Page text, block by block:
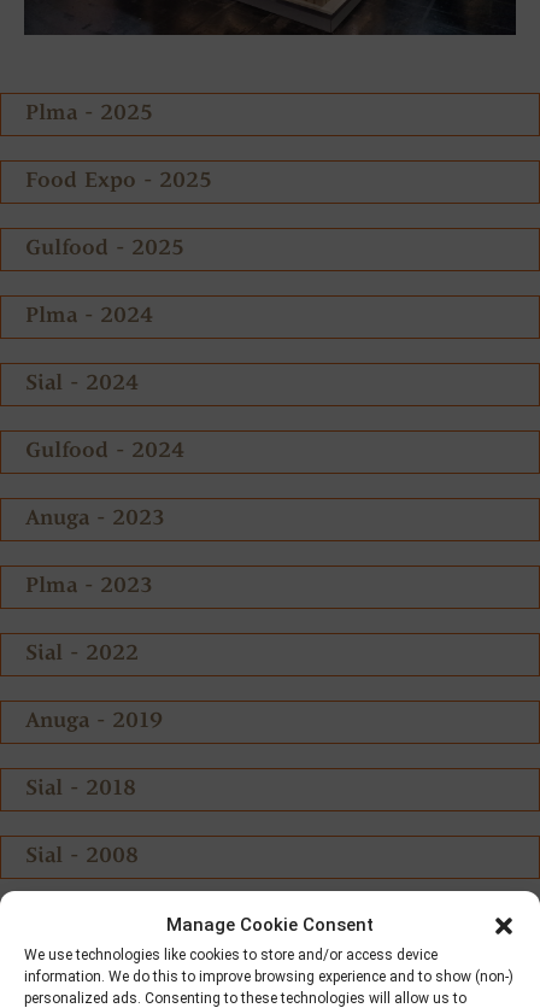
Manage Cookie Consent
We use technologies like cookies to store and/or access device
information. We do this to improve browsing experience and to show (non-)
personalized ads. Consenting to these technologies will allow us to
Plma - 2025
Food Expo - 2025
Gulfood - 2025
Plma - 2024
Sial - 2024
Gulfood - 2024
Anuga - 2023
Plma - 2023
Sial - 2022
Anuga - 2019
Sial - 2018
Sial - 2008
Anuga - 1999